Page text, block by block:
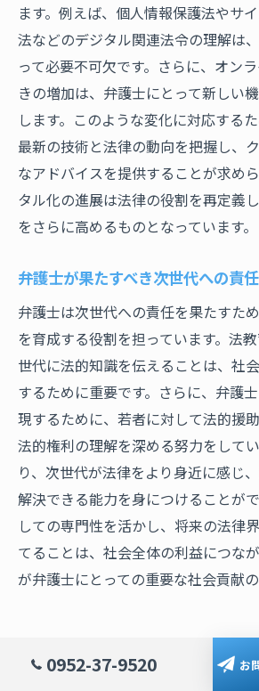
ます。例えば、個人情報保護法やサ
法などのデジタル関連法令の理解は
って必要不可欠です。さらに、オン
きの増加は、弁護士にとって新しい
します。このような変化に対応する
最新の技術と法律の動向を把握し、
なアドバイスを提供することが求め
タル化の進展は法律の役割を再定義
をさらに高めるものとなっています。
弁護士が果たすべき次世代への責任
弁護士は次世代への責任を果たすた
を育成する役割を担っています。法
世代に法的知識を伝えることは、社
するために重要です。さらに、弁護
現するために、若者に対して法的援
法的権利の理解を深める努力をして
り、次世代が法律をより身近に感じ
解決できる能力を身につけることが
しての専門性を活かし、将来の法律
てることは、社会全体の利益につな
が弁護士にとっての重要な社会貢献の
法律に興味を持つ方へ弁
0952-37-9520 お